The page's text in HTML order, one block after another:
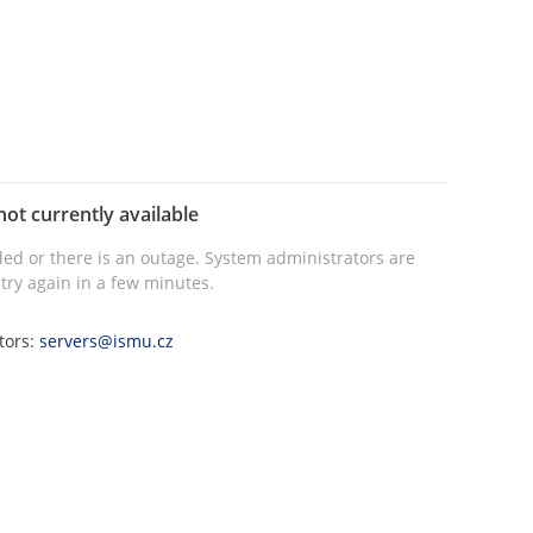
currently available
or there is an outage. System administrators are
again in a few minutes.
servers@ismu.cz